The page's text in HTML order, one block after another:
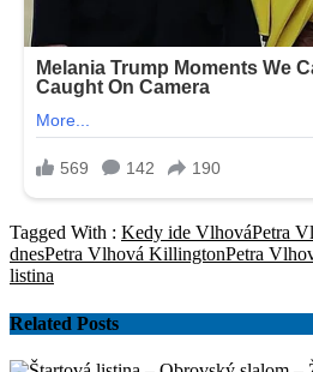
Tagged With : Kedy ide VlhováPetra
dnesPetra Vlhová KillingtonPetra
listina
Related Posts